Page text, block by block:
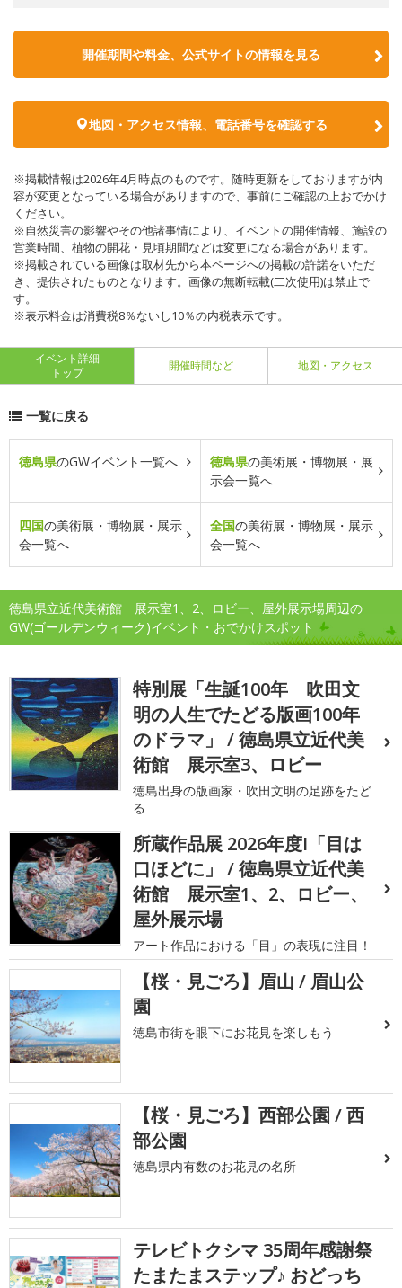
開催期間や料金、公式サイトの情報を見る
地図・アクセス情報、電話番号を確認する
※掲載情報は2026年4月時点のものです。随時更新をしておりますが内
容が変更となっている場合がありますので、事前にご確認の上おでかけ
ください。
※自然災害の影響やその他諸事情により、イベントの開催情報、施設の
営業時間、植物の開花・見頃期間などは変更になる場合があります。
※掲載されている画像は取材先から本ページへの掲載の許諾をいただ
き、提供されたものとなります。画像の無断転載(二次使用)は禁止で
す。
※表示料金は消費税8％ないし10％の内税表示です。
イベント詳細
トップ
開催時間など 地図・アクセス
一覧に戻る
徳島県のGWイベント一覧へ 徳島県の美術展・博物展・展
示会一覧へ
四国の美術展・博物展・展示
会一覧へ
全国の美術展・博物展・展示
会一覧へ
徳島県立近代美術館 展示室1、2、ロビー、屋外展示場周辺の
GW(ゴールデンウィーク)イベント・おでかけスポット
特別展「生誕100年 吹田文
明の人生でたどる版画100年
のドラマ」 / 徳島県立近代美
術館 展示室3、ロビー
徳島出身の版画家・吹田文明の足跡をたど
る
所蔵作品展 2026年度I「目は
口ほどに」 / 徳島県立近代美
術館 展示室1、2、ロビー、
屋外展示場
アート作品における「目」の表現に注目！
【桜・見ごろ】眉山 / 眉山公
園
徳島市街を眼下にお花見を楽しもう
【桜・見ごろ】西部公園 / 西
部公園
徳島県内有数のお花見の名所
テレビトクシマ 35周年感謝祭
たまたまステップ♪ おどっち